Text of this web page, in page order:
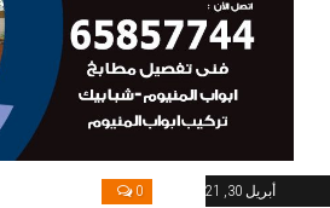
أبريل 30, 2021 0